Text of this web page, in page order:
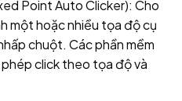
Point Auto Clicker): Cho
một hoặc nhiều tọa độ cụ
chuột. Các phần mềm
click theo tọa độ và